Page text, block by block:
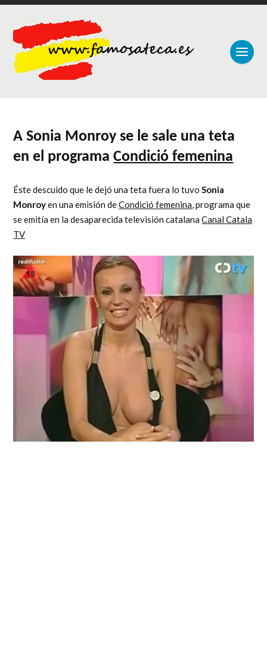
A Sonia Monroy se le sale una teta
en el programaCondició femenina
Éste descuido que le dejó una teta fuera lo tuvoSonia
Monroyen una emisión deCondició femenina, programa que
se emitía en la desaparecida televisión catalanaCanal Catala
TV